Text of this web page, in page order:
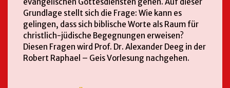
Grundlage stellt sich die Frage: Wie kann es
gelingen, dass sich biblische Worte als Raum für
christlich-jüdische Begegnungen erweisen?
Diesen Fragen wird Prof. Dr. Alexander Deeg in der
Robert Raphael – Geis Vorlesung nachgehen.